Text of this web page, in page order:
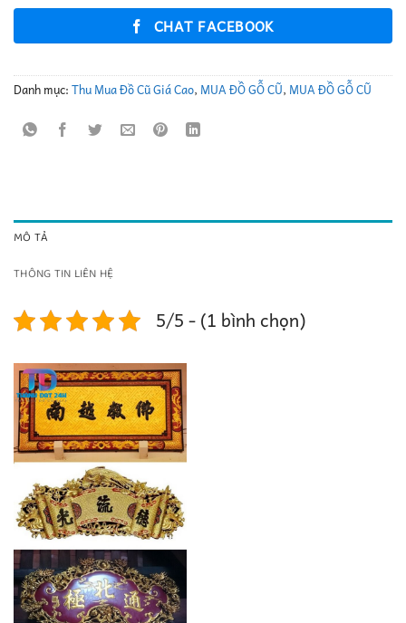
CHAT FACEBOOK
Danh mục:Thu Mua Đồ Cũ Giá Cao, MUA ĐỒ GỖ CŨ, MUA ĐỒ GỖ CŨ
MÔ TẢ
THÔNG TIN LIÊN HỆ
5/5 - (1 bình chọn)